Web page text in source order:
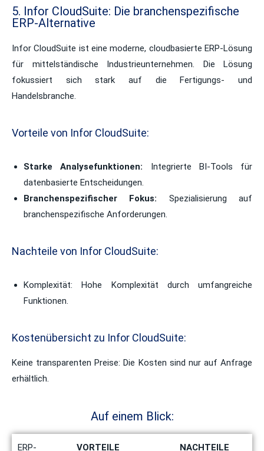
5. Infor CloudSuite: Die branchenspezifische
ERP-Alternative
Infor CloudSuite ist eine moderne, cloudbasierte ERP-Lösung
für mittelständische Industrieunternehmen. Die Lösung
fokussiert sich stark auf die Fertigungs- und
Handelsbranche.
Vorteile von Infor CloudSuite:
Starke Analysefunktionen: Integrierte BI-Tools für
datenbasierte Entscheidungen.
Branchenspezifischer Fokus: Spezialisierung auf
branchenspezifische Anforderungen.
Nachteile von Infor CloudSuite:
Komplexität:Hohe Komplexität durch umfangreiche
Funktionen.
Kostenübersicht zu Infor CloudSuite:
Keine transparenten Preise: Die Kosten sind nur auf Anfrage
erhältlich.
Auf einem Blick:
ERP-
VORTEILE NACHTEILE